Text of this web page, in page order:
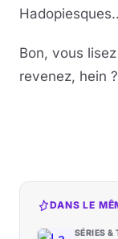
Sortir
Sciences &
Forum
Bon, vous
revenez, hein ?
DANS LE
SÉRIES &